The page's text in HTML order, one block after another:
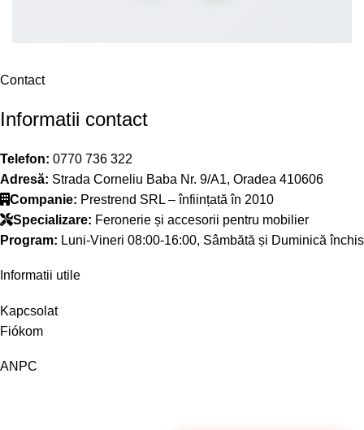
Contact
Informatii contact
Telefon: 0770 736 322
Adresă: Strada Corneliu Baba Nr. 9/A1, Oradea 410606
Companie: Prestrend SRL – înființată în 2010
Specializare: Feronerie și accesorii pentru mobilier
Program: Luni-Vineri 08:00-16:00, Sâmbătă și Duminică închis
Informatii utile
Kapcsolat
Fiókom
ANPC